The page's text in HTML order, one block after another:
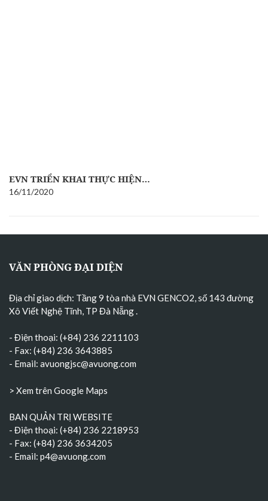
EVN TRIỂN KHAI THỰC HIỆN…
16/11/2020
VĂN PHÒNG ĐẠI DIỆN
Địa chỉ giao dịch: Tầng 9 tòa nhà EVN GENCO2, số 143 đường
Xô Viết Nghệ Tĩnh, TP Đà Nẵng
- Điện thoại: (+84) 236 2211103
- Fax: (+84) 236 3643885
- Email: avuongjsc@avuong.com
> Xem trên Google Maps
BAN QUẢN TRỊ WEBSITE
- Điện thoại: (+84) 236 2218953
- Fax: (+84) 236 3634205
- Email: p4@avuong.com